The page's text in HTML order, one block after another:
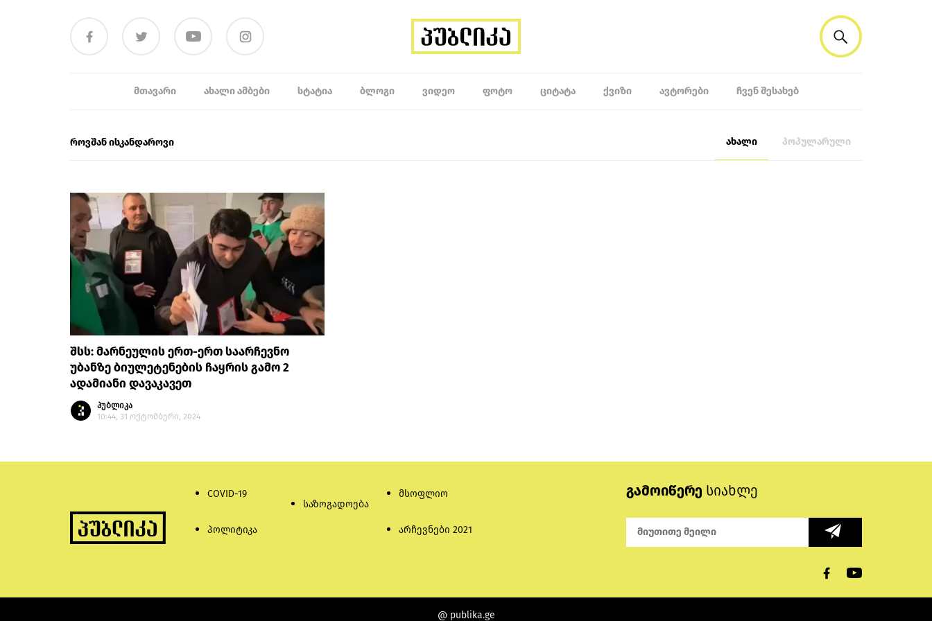
ᲛᲗᲐᲕᲐᲠᲘ ᲐᲮᲐᲚᲘ ᲐᲛᲑᲔᲑᲘ ᲡᲢᲐᲢᲘᲐ ᲑᲚᲝᲒᲘ ᲕᲘᲓᲔᲝ ᲤᲝᲢᲝ ᲪᲘᲢᲐᲢᲐ ᲥᲕᲘᲖᲘ ᲐᲕᲢᲝᲠᲔᲑᲘ ᲩᲕᲔᲜ ᲨᲔᲡᲐᲮᲔᲑ
როვშან ისკანდაროვი ახალი პოპულარული
შსს: მარნეულის ერთ-ერთ საარჩევნო
უბანზე ბიულეტენების ჩაყრის გამო 2
ადამიანი დავაკავეთ
პუბლიკა
10:44, 31 ოქტომბერი, 2024
COVID-19
პოლიტიკა
საზოგადოება
მსოფლიო
არჩევნები 2021
გამოიწერე სიახლე
@ publika.ge